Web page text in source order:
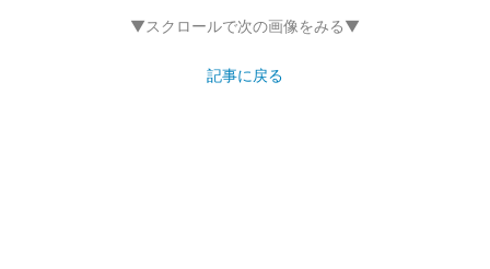
▼スクロールで次の画像をみる▼
記事に戻る